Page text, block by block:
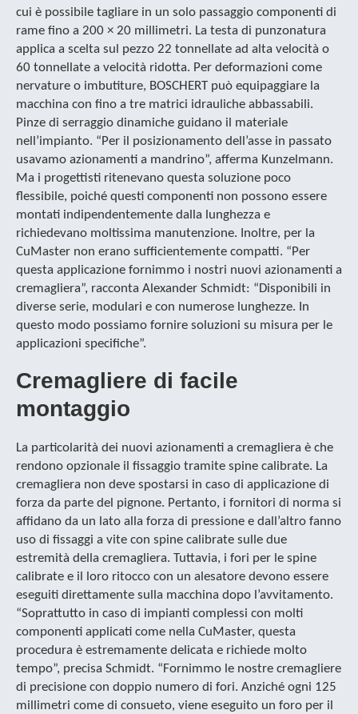
cui è possibile tagliare in un solo passaggio componenti di
rame fino a 200 × 20 millimetri. La testa di punzonatura
applica a scelta sul pezzo 22 tonnellate ad alta velocità o
60 tonnellate a velocità ridotta. Per deformazioni come
nervature o imbutiture, BOSCHERT può equipaggiare la
macchina con fino a tre matrici idrauliche abbassabili.
Pinze di serraggio dinamiche guidano il materiale
nell’impianto. “Per il posizionamento dell’asse in passato
usavamo azionamenti a mandrino”, afferma Kunzelmann.
Ma i progettisti ritenevano questa soluzione poco
flessibile, poiché questi componenti non possono essere
montati indipendentemente dalla lunghezza e
richiedevano moltissima manutenzione. Inoltre, per la
CuMaster non erano sufficientemente compatti. “Per
questa applicazione fornimmo i nostri nuovi azionamenti a
cremagliera”, racconta Alexander Schmidt: “Disponibili in
diverse serie, modulari e con numerose lunghezze. In
questo modo possiamo fornire soluzioni su misura per le
applicazioni specifiche”.
Cremagliere di facile
montaggio
La particolarità dei nuovi azionamenti a cremagliera è che
rendono opzionale il fissaggio tramite spine calibrate. La
cremagliera non deve spostarsi in caso di applicazione di
forza da parte del pignone. Pertanto, i fornitori di norma si
affidano da un lato alla forza di pressione e dall’altro fanno
uso di fissaggi a vite con spine calibrate sulle due
estremità della cremagliera. Tuttavia, i fori per le spine
calibrate e il loro ritocco con un alesatore devono essere
eseguiti direttamente sulla macchina dopo l’avvitamento.
“Soprattutto in caso di impianti complessi con molti
componenti applicati come nella CuMaster, questa
procedura è estremamente delicata e richiede molto
tempo”, precisa Schmidt. “Fornimmo le nostre cremagliere
di precisione con doppio numero di fori. Anziché ogni 125
millimetri come di consueto, viene eseguito un foro per il